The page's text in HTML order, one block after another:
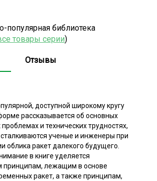
популярная библиотека
товары серии)
Отзывы
доступной широкому кругу
рассказывается об основных
и технических трудностях,
ученые и инженеры при
облика ракет далекого будущего.
в книге уделяется
принципам, лежащим в основе
ракет, а также принципам,